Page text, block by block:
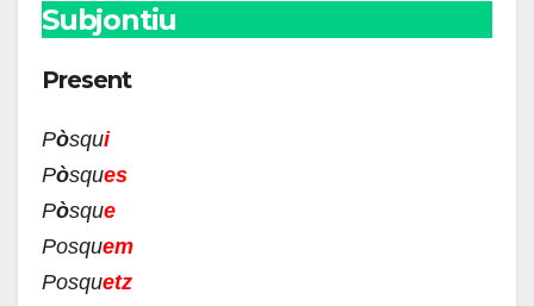
Subjontiu
Present
Pòsqui
Pòsques
Pòsque
Posquem
Posquetz